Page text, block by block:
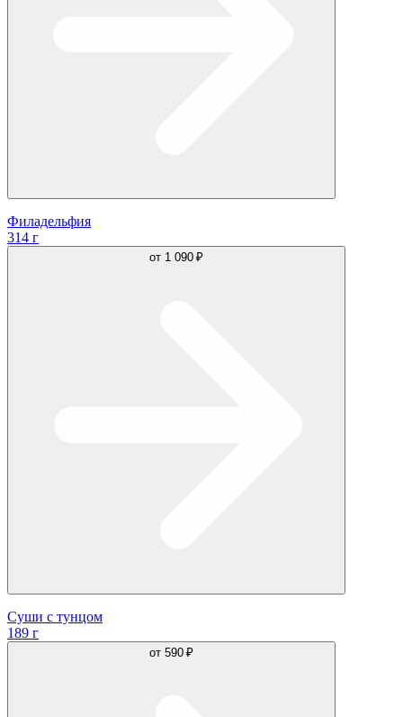
Филадельфия
314 г
от 1 090 ₽
Суши с тунцом
189 г
от 590 ₽